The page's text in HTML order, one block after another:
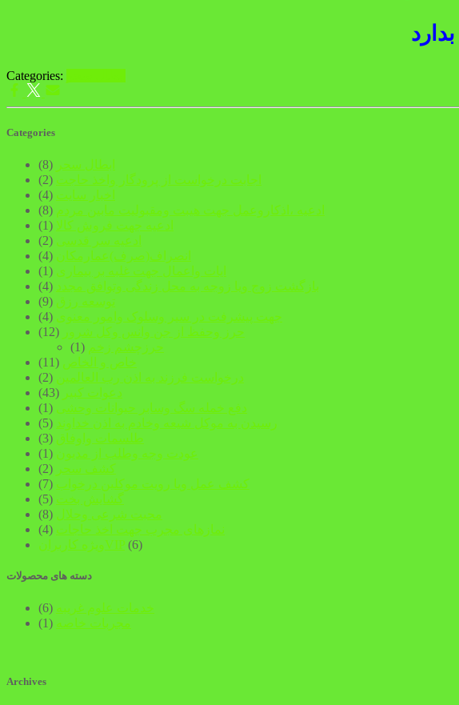
Categories:
Categories
ابطال سحر (8)
اجابت درخواست از پرودگار واخذ حاجت (2)
اخبار سایت (4)
ادعیه ،اذکاروعمل جهت هیبت ومقبولیت مابین مردم (8)
ادعیه جهت فروش کالا (1)
ادعیه سر قدسی (2)
انصراف(صرف)عمارمکان (4)
ایات واعمال جهت غلبه بر بیماری (1)
بازگشت زوج ویا زوجه به محل زندگی وتوافق مجدد (4)
توسعه رزق (9)
جهت پیشرفت در سیر وسلوک وامور معنوی (4)
حرز وحفظ از جن وانس وکل شرور (12)
حرزچشم زخم (1)
خاص و الخاص (11)
درخواست فرزند به اذن رب العالمین (2)
دعوات کبیر (43)
دفع خمله سگ وسابر حیوانات وحشی (1)
رسیدن به موکل شیعه وخادم به اذن خداوند (5)
طلسمات واوفاق (3)
عودت وجه وطلب از مدیون (1)
کشف سحر (2)
کشف عمل ویا رویت موکلین درخواب (7)
گشایش بخت (5)
محبت شرعی وحلال (8)
نمازهای مجرب جهت اخذ حاجات (4)
ویژه کاربرانVIP (6)
دسته های محصولات
خدمات علوم غریبه (6)
مجربات خاصه (1)
Archives